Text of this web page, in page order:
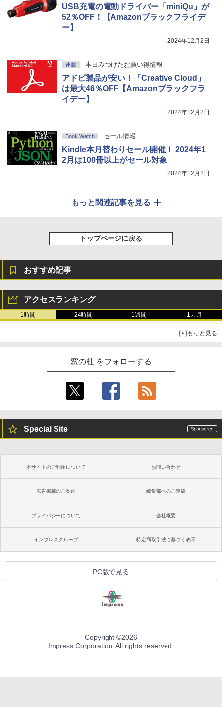
USB充電の電動ドライバー「miniQu」が
52％OFF！【Amazonブラックフライデ
ー】
2024年12月2日
連載 本日みつけたお買い得情報
アドビ製品が安い！「Creative Cloud」
は最大46％OFF【Amazonブラックフラ
イデー】
2024年12月2日
Book Watch セール情報
Kindle本月替わりセール開催！ 2024年1
2月は100冊以上がセール対象
2024年12月2日
もっと関連記事を見る
トップページに戻る
おすすめ記事
アクセスランキング
1時間 24時間 1週間 1カ月
もっと見る
窓の杜 をフォローする
Special Site
本サイトのご利用について お問い合わせ
広告掲載のご案内 編集部へのご連絡
プライバシーについて 会社概要
インプレスグループ 特定商取引法に基づく表示
PC版で見る
Copyright ©2026
Impress Corporation. All rights reserved.